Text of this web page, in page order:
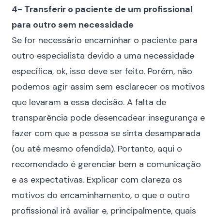
4- Transferir o paciente de um profissional
para outro sem necessidade
Se for necessário encaminhar o paciente para
outro especialista devido a uma necessidade
específica, ok, isso deve ser feito. Porém, não
podemos agir assim sem esclarecer os motivos
que levaram a essa decisão. A falta de
transparência pode desencadear insegurança e
fazer com que a pessoa se sinta desamparada
(ou até mesmo ofendida). Portanto, aqui o
recomendado é gerenciar bem a comunicação
e as expectativas. Explicar com clareza os
motivos do encaminhamento, o que o outro
profissional irá avaliar e, principalmente, quais